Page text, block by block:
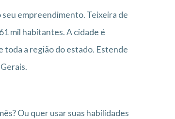
empreendimento. Teixeira de
mil habitantes. A cidade é
toda a região do estado. Estende
Ou quer usar suas habilidades